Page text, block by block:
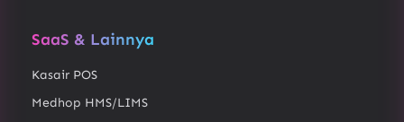
SaaS & Lainnya
Kasair POS
Medhop HMS/LIMS